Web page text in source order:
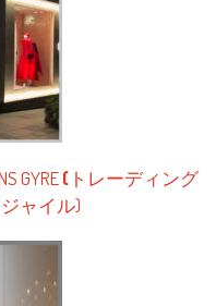
GYRE(トレーディング
ャイル)